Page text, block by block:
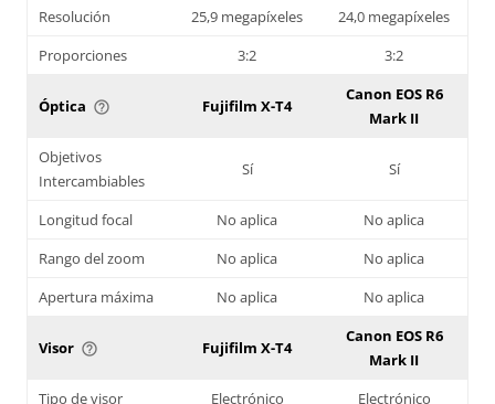
Resolución
25,9 megapíxeles
24,0 megapíxeles
Proporciones
3:2 3:2
Óptica help_outline Fujifilm X-T4
Canon EOS R6
Mark II
Objetivos
Intercambiables
Sí Sí
Longitud focal No aplica
No aplica
Rango del zoom
No aplica
No aplica
Apertura máxima
No aplica No aplica
Visor help_outline Fujifilm X-T4
Canon EOS R6
Mark II
Tipo de visor
Electrónico
Electrónico